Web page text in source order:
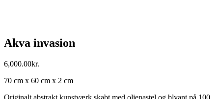
Akva invasion
6,000.00kr.
70 cm x 60 cm x 2 cm
Originalt abstrakt kunstværk skabt med oliepastel og blyant på 100